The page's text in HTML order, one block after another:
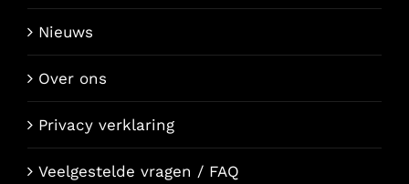
Nieuws
Over ons
Privacy verklaring
Veelgestelde vragen / FAQ